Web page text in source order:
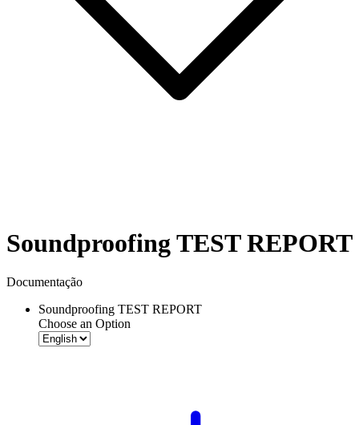
Soundproofing TEST REPORT
Documentação
Soundproofing TEST REPORT
Choose an Option